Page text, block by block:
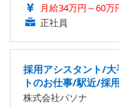
月給34万円～60万
正社員
採用アシスタント/
トのお仕事/駅近/採
株式会社パソナ